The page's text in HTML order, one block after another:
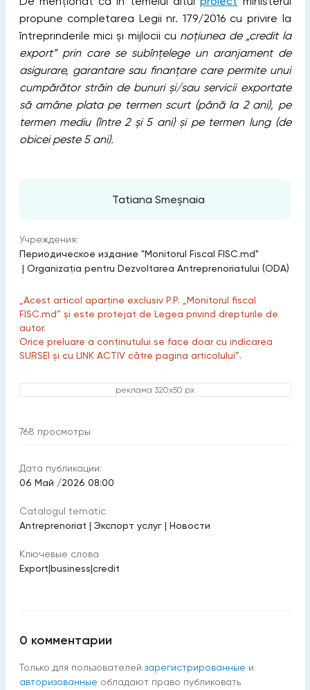
propune completarea Legii nr. 179/2016 cu privire la
întreprinderile mici și mijlocii cu noțiunea de „credit la
export” prin care se subînțelege un aranjament de
asigurare, garantare sau finanțare care permite unui
cumpărător străin de bunuri și/sau servicii exportate
să amâne plata pe termen scurt (până la 2 ani), pe
termen mediu (între 2 și 5 ani) și pe termen lung (de
obicei peste 5 ani).
Tatiana Smeșnaia
Учреждения:
Периодическое издание "Monitorul Fiscal FISC.md"
| Organizația pentru Dezvoltarea Antreprenoriatului (ODA)
„Acest articol aparține exclusiv P.P. „Monitorul fiscal
FISC.md” și este protejat de Legea privind drepturile de
autor.
Orice preluare a conținutului se face doar cu indicarea
SURSEI și cu LINK ACTIV către pagina articolului”.
реклама 320x50 px
768 просмотры
Дата публикации:
06 Май /2026 08:00
Catalogul tematic
Antreprenoriat | Экспорт услуг | Новости
Ключевые слова
Export|business|credit
0 комментарии
Только для пользователей зарегистрированные и
авторизованные обладают право публиковать